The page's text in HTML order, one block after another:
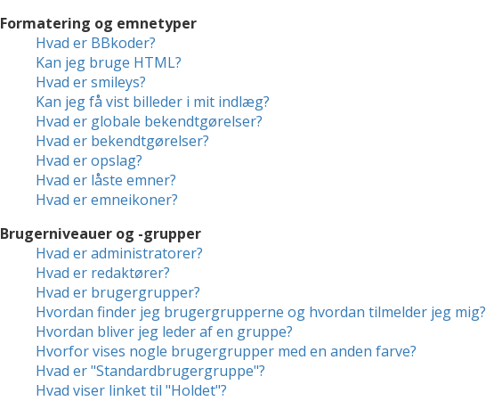
Formatering og emnetyper
Hvad er BBkoder?
Kan jeg bruge HTML?
Hvad er smileys?
Kan jeg få vist billeder i mit indlæg?
Hvad er globale bekendtgørelser?
Hvad er bekendtgørelser?
Hvad er opslag?
Hvad er låste emner?
Hvad er emneikoner?
Brugerniveauer og -grupper
Hvad er administratorer?
Hvad er redaktører?
Hvad er brugergrupper?
Hvordan finder jeg brugergrupperne og hvordan tilmelder jeg mig?
Hvordan bliver jeg leder af en gruppe?
Hvorfor vises nogle brugergrupper med en anden farve?
Hvad er "Standardbrugergruppe"?
Hvad viser linket til "Holdet"?